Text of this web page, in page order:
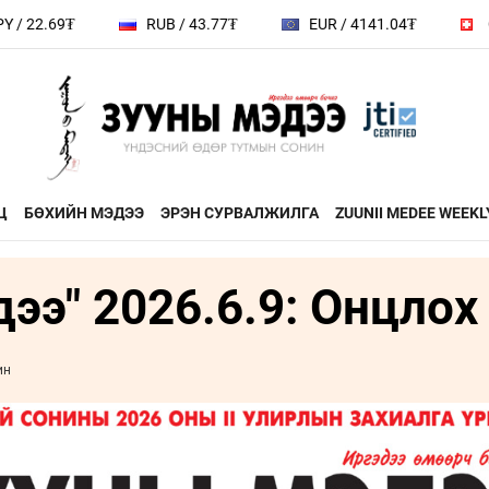
/ 43.77₮ EUR / 4141.04₮ CHF / 4428.4₮
БӨХИЙН МЭДЭЭ ЭРЭН СУРВАЛЖИЛГА ZUUNII MEDEE
ДӨРВӨН ХӨЛТЭЙ АНД
МОНГОЛ ӨВ СОЁЛ
ЭДИЙН
ҮНДЭСНИЙ
ТӨВ
2026.6.9: Онцлох